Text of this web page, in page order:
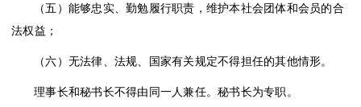
（五）能够忠实、勤勉履行职责，维护本社会团体和会员的合
法权益；
（六）无法律、法规、国家有关规定不得担任的其他情形。
理事长和秘书长不得由同一人兼任。秘书长为专职。